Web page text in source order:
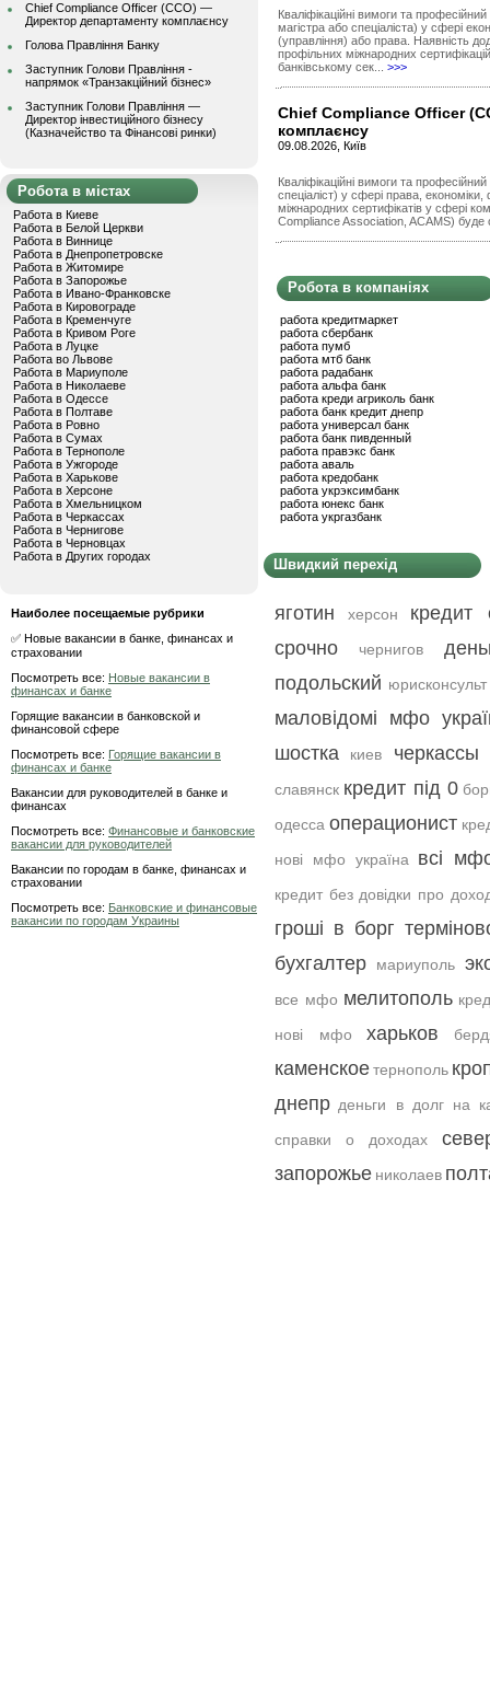
Chief Compliance Officer (CCO) —
Директор департаменту комплаєнсу
Голова Правління Банку
Заступник Голови Правління -
напрямок «Транзакційний бізнес»
Заступник Голови Правління —
Директор інвестиційного бізнесу
(Казначейство та Фінансові ринки)
Робота в містах
Работа в Киеве
Работа в Белой Церкви
Работа в Виннице
Работа в Днепропетровске
Работа в Житомире
Работа в Запорожье
Работа в Ивано-Франковске
Работа в Кировограде
Работа в Кременчуге
Работа в Кривом Роге
Работа в Луцке
Работа во Львове
Работа в Мариуполе
Работа в Николаеве
Работа в Одессе
Работа в Полтаве
Работа в Ровно
Работа в Сумах
Работа в Тернополе
Работа в Ужгороде
Работа в Харькове
Работа в Херсоне
Работа в Хмельницком
Работа в Черкассах
Работа в Чернигове
Работа в Черновцах
Работа в Других городах
Наиболее посещаемые рубрики
✅ Новые вакансии в банке, финансах и
страховании
Посмотреть все: Новые вакансии в
финансах и банке
Горящие вакансии в банковской и
финансовой сфере
Посмотреть все: Горящие вакансии в
финансах и банке
Вакансии для руководителей в банке и
финансах
Посмотреть все: Финансовые и банковские
вакансии для руководителей
Вакансии по городам в банке, финансах и
страховании
Посмотреть все: Банковские и финансовые
вакансии по городам Украины
Кваліфікаційні вимоги та
магістра або спеціаліста) у сфері
(управління) або права. Наявність
профільних міжнародних
банківському сек... >>>
Chief Compliance Officer
комплаєнсу
09.08.2026, Київ
Кваліфікаційні вимоги та
спеціаліст) у сфері права, економіки,
міжнародних сертифікатів у сфері
Compliance Association, ACAMS)
Робота в компаніях
работа кредитмаркет
работа сбербанк
работа пумб
работа мтб банк
работа радабанк
работа альфа банк
работа креди агриколь банк
работа банк кредит днепр
работа универсал банк
работа банк пивденный
работа правэкс банк
работа аваль
работа кредобанк
работа укрэксимбанк
работа юнекс банк
работа укргазбанк
Швидкий перехід
яготин херсон
кредит
срочно
чернигов
подольский юрисконсульт
маловідомі мфо
шостка
киев черкассы
славянск кредит під 0
одесса операционист
нові мфо україна
всі
кредит без довідки про
гроші в борг
бухгалтер
мариуполь
все мфо мелитополь
нові мфо
харьков
каменскоетернополь
днепр деньги в долг на
справки о доходах
запорожье николаев